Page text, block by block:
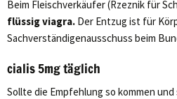
Beim Fleischverkäufer (Rzeznik für
flüssig viagra. Der Entzug ist für
Sachverständigenausschuss beim
cialis 5mg täglich
Sollte die Empfehlung so kommen und